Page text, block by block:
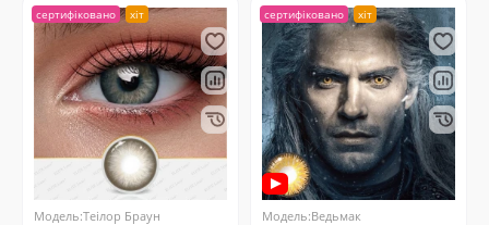
сертифіковано хіт
Модель:Теілор Браун
сертифіковано хіт
Модель:Ведьмак